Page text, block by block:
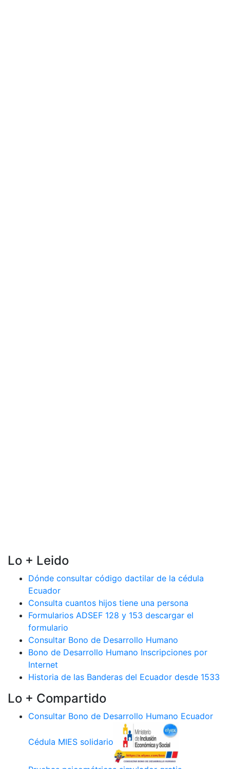
Lo + Leido
Dónde consultar código dactilar de la cédula
Ecuador
Consulta cuantos hijos tiene una persona
Formularios ADSEF 128 y 153 descargar el
formulario
Consultar Bono de Desarrollo Humano
Bono de Desarrollo Humano Inscripciones por
Internet
Historia de las Banderas del Ecuador desde 1533
Lo + Compartido
Consultar Bono de Desarrollo Humano Ecuador
Cédula MIES solidario